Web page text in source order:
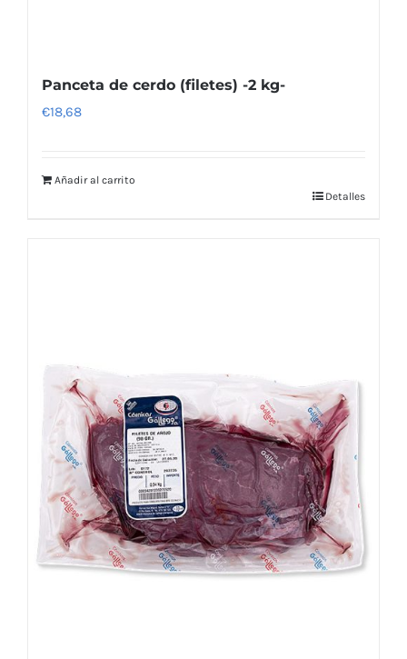
Panceta de cerdo (filetes) -2 kg-
€18,68
Añadir al carrito
Detalles